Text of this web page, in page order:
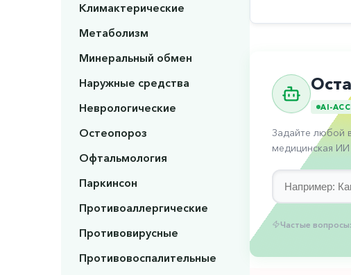
Климактерические
Метаболизм
Минеральный обмен
Наружные средства
Неврологические
Остеопороз
Офтальмология
Паркинсон
Противоаллергические
Противовирусные
Противовоспалительные
AI-
Задайте любой
медицинская ИИ
Частые вопросы: